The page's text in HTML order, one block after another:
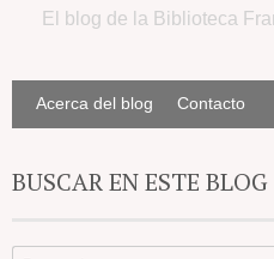
El blog de la Biblioteca
Acerca del blog Contacto
BUSCAR EN ESTE BLOG